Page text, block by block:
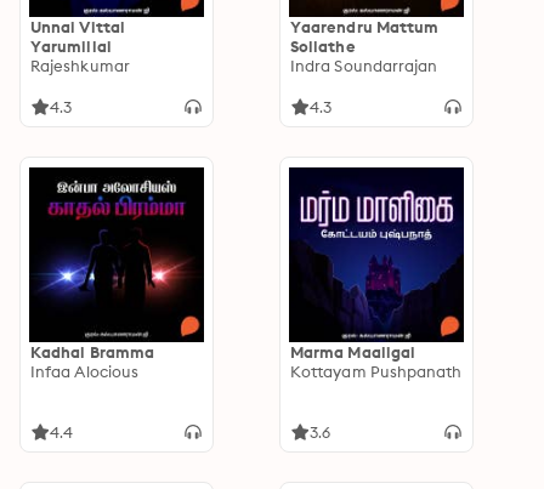
Unnai Vittal
Yarumillai
Rajeshkumar
4.3
Yaarendru Mattum
Sollathe
Indra Soundarrajan
4.3
Kadhal Bramma
Infaa Alocious
4.4
Marma Maaligai
Kottayam Pushpanath
3.6